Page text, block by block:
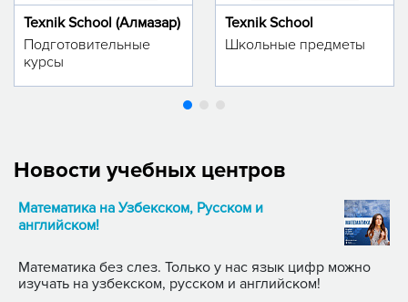
Texnik School (Алмазар)
Подготовительные
курсы
Texnik School
Школьные предметы
Новости учебных центров
Математика на Узбекском, Русском и
английском!
Математика без слез. Только у нас язык цифр можно
изучать на узбекском, русском и английском!